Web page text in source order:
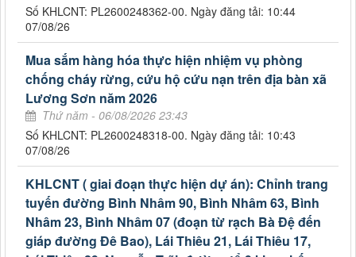
Số KHLCNT: PL2600248362-00. Ngày đăng tải: 10:44
07/08/26
Mua sắm hàng hóa thực hiện nhiệm vụ phòng
chống cháy rừng, cứu hộ cứu nạn trên địa bàn xã
Lương Sơn năm 2026
Thứ năm - 06/08/2026 23:43
Số KHLCNT: PL2600248318-00. Ngày đăng tải: 10:43
07/08/26
KHLCNT ( giai đoạn thực hiện dự án): Chỉnh trang
tuyến đường Bình Nhâm 90, Bình Nhâm 63, Bình
Nhâm 23, Bình Nhâm 07 (đoạn từ rạch Bà Đệ đến
giáp đường Đê Bao), Lái Thiêu 21, Lái Thiêu 17,